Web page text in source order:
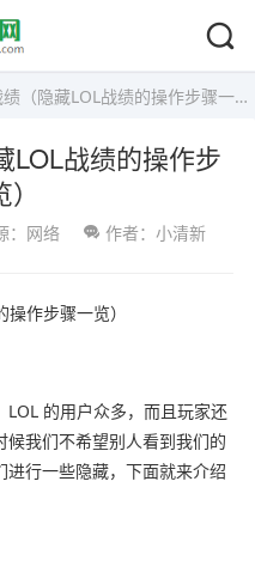
（隐藏LOL战绩的操作步骤一览）
LOL战绩的操作步
：网络 作者：小清新
的用户众多，而且玩家还
我们不希望别人看到我们的
行一些隐藏，下面就来介绍